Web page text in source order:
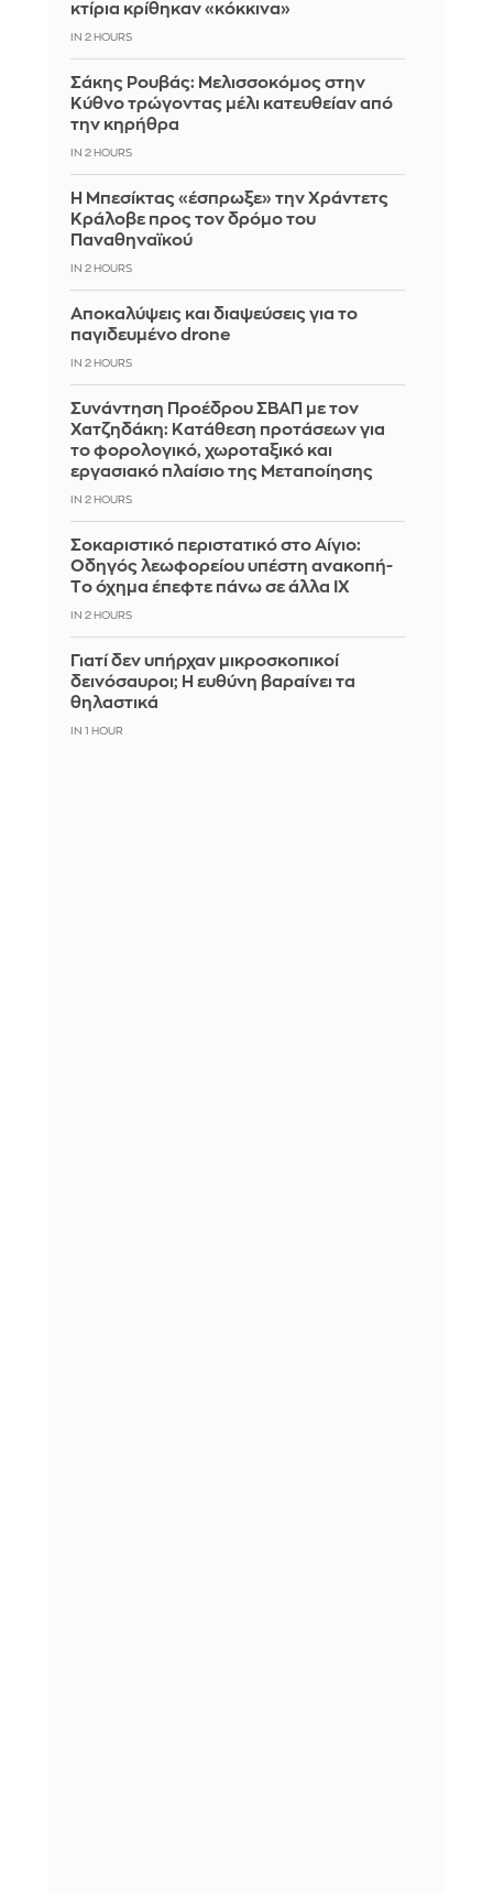
κτίρια κρίθηκαν «κόκκινα»
IN 2 HOURS
Σάκης Ρουβάς: Μελισσοκόμος στην
Κύθνο τρώγοντας μέλι κατευθείαν από
την κηρήθρα
IN 2 HOURS
Η Μπεσίκτας «έσπρωξε» την Χράντετς
Κράλοβε προς τον δρόμο του
Παναθηναϊκού
IN 2 HOURS
Αποκαλύψεις και διαψεύσεις για το
παγιδευμένο drone
IN 2 HOURS
Συνάντηση Προέδρου ΣΒΑΠ με τον
Χατζηδάκη: Κατάθεση προτάσεων για
το φορολογικό, χωροταξικό και
εργασιακό πλαίσιο της Μεταποίησης
IN 2 HOURS
Σοκαριστικό περιστατικό στο Αίγιο:
Οδηγός λεωφορείου υπέστη ανακοπή-
Tο όχημα έπεφτε πάνω σε άλλα ΙΧ
IN 2 HOURS
Γιατί δεν υπήρχαν μικροσκοπικοί
δεινόσαυροι; Η ευθύνη βαραίνει τα
θηλαστικά
IN 1 HOUR